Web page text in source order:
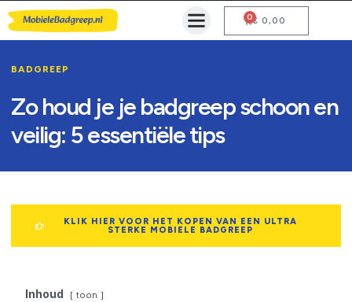
€ 0,00
0
BADGREEP
Zo houd je je badgreep schoon en
veilig: 5 essentiële tips
KLIK HIER VOOR HET KOPEN VAN EEN ULTRA
STERKE MOBIELE BADGREEP
Inhoud toon